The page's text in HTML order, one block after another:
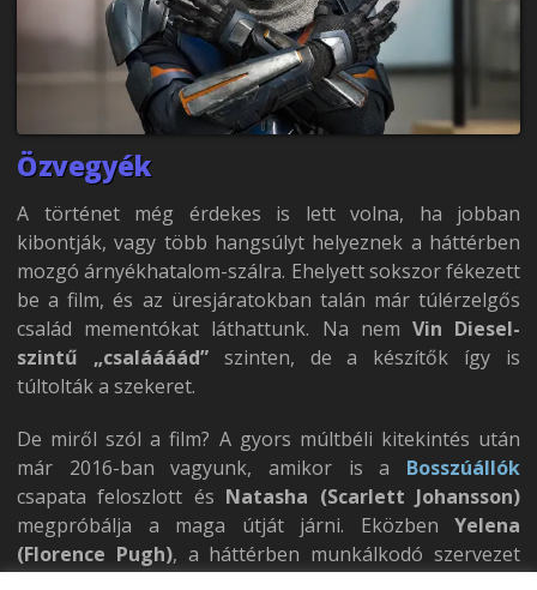
Özvegyék
A történet még érdekes is lett volna, ha jobban
kibontják, vagy több hangsúlyt helyeznek a háttérben
mozgó árnyékhatalom-szálra. Ehelyett sokszor fékezett
be a film, és az üresjáratokban talán már túlérzelgős
család mementókat láthattunk. Na nem Vin Diesel-
szintű „csaláááád”szinten, de a készítők így is
túltolták a szekeret.
De miről szól a film? A gyors múltbéli kitekintés után
már 2016-ban vagyunk, amikor is a Bosszúállók
csapata feloszlott és Natasha (Scarlett Johansson)
megpróbálja a maga útját járni. Eközben Yelena
(Florence Pugh), a háttérben munkálkodó szervezet